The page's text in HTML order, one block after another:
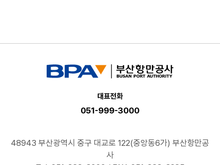
대표전화
051-999-3000
48943 부산광역시 중구 대교로 122(중앙동6가) 부산항만공
사